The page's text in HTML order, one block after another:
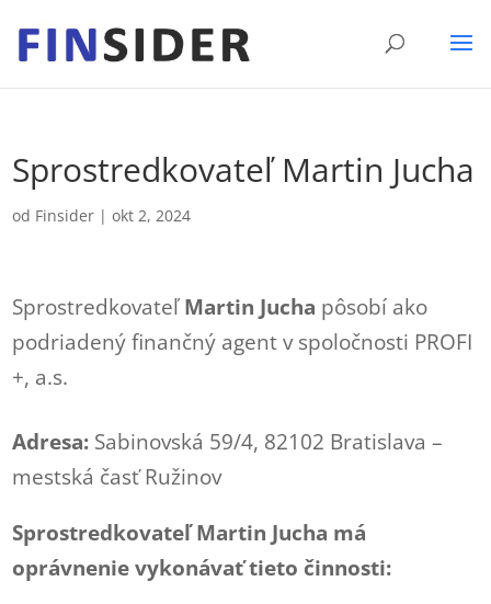
Sprostredkovateľ Martin Jucha
od Finsider |okt 2, 2024
SprostredkovateľMartin Jucha pôsobí ako
podriadený finančný agent v spoločnosti PROFI
+, a.s.
Adresa: Sabinovská 59/4, 82102 Bratislava –
mestská časť Ružinov
Sprostredkovateľ Martin Jucha má
oprávnenie vykonávať tieto činnosti: